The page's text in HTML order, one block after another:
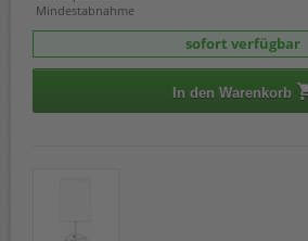
Mindestabnahme
sofort verfügbar
In den Warenkorb